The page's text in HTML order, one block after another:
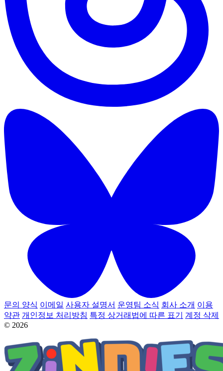
문의 양식 이메일 사용자 설명서 운영팀 소식 회사 소개 이용
약관 개인정보 처리방침 특정 상거래법에 따른 표기
계정 삭제
© 2026